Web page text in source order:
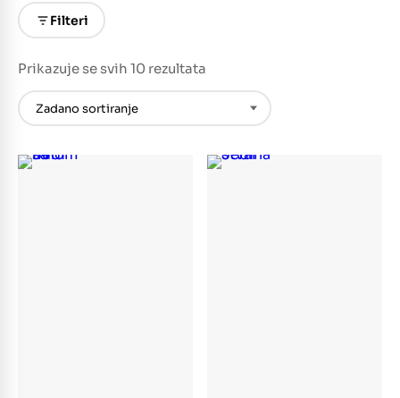
Filteri
Prikazuje se svih 10 rezultata